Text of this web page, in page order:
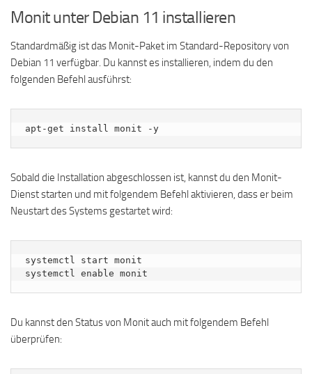
Monit unter Debian 11 installieren
Standardmäßig ist das Monit-Paket im Standard-Repository von
Debian 11 verfügbar. Du kannst es installieren, indem du den
folgenden Befehl ausführst:
apt-get install monit -y
Sobald die Installation abgeschlossen ist, kannst du den Monit-
Dienst starten und mit folgendem Befehl aktivieren, dass er beim
Neustart des Systems gestartet wird:
systemctl start monit
systemctl enable monit
Du kannst den Status von Monit auch mit folgendem Befehl
überprüfen: